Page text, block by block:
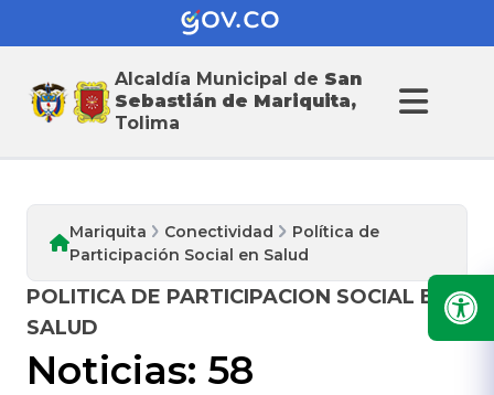
Alcaldía Municipal de San
Sebastián de Mariquita,
Tolima
Conectividad
Mariquita Conectividad
Política de
Participación Social en Salud
POLITICA DE PARTICIPACION SOCIAL EN
SALUD
Noticias: 58